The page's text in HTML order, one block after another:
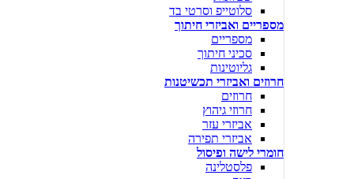
סלוטייפ וסרטי בד
מספריים ואביזרי חיתוך
מספריים
סכיני חיתוך
גליוטינות
חרוזים ואביזרי תכשיטנות
חרוזים
חרוזי גיהוץ
אביזרי עזר
אביזרי תפירה
חומרי לישה ופיסול
פלסטלינה